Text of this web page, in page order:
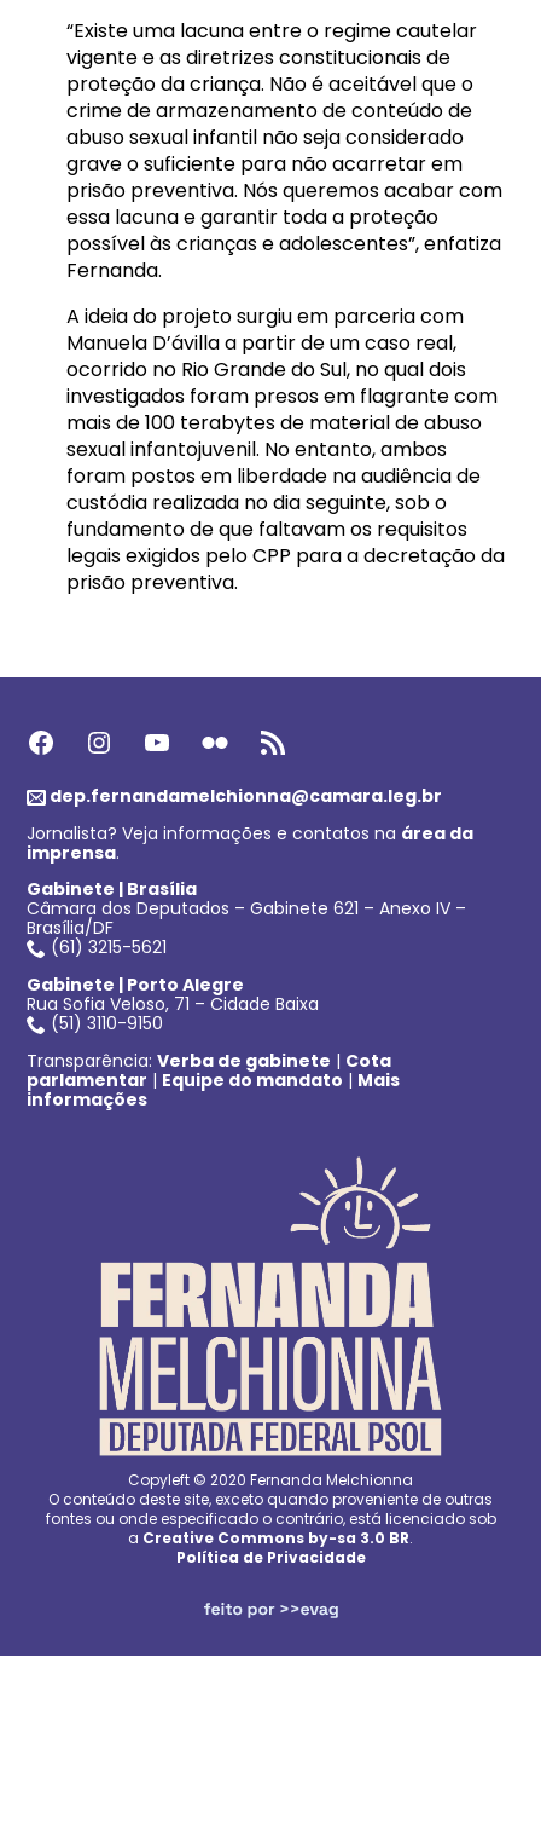
“Existe uma lacuna entre o regime cautelar
vigente e as diretrizes constitucionais de
proteção da criança. Não é aceitável que o
crime de armazenamento de conteúdo de
abuso sexual infantil não seja considerado
grave o suficiente para não acarretar em
prisão preventiva. Nós queremos acabar com
essa lacuna e garantir toda a proteção
possível às crianças e adolescentes”, enfatiza
Fernanda.
A ideia do projeto surgiu em parceria com
Manuela D’ávilla a partir de um caso real,
ocorrido no Rio Grande do Sul, no qual dois
investigados foram presos em flagrante com
mais de 100 terabytes de material de abuso
sexual infantojuvenil. No entanto, ambos
foram postos em liberdade na audiência de
custódia realizada no dia seguinte, sob o
fundamento de que faltavam os requisitos
legais exigidos pelo CPP para a decretação da
prisão preventiva.
Facebook Instagram Youtube Flickr Feed RSS
dep.fernandamelchionna@camara.leg.br
Jornalista? Veja informações e contatos na área da
imprensa.
Gabinete | Brasília
Câmara dos Deputados – Gabinete 621 – Anexo IV –
Brasília/DF
(61) 3215-5621
Gabinete | Porto Alegre
Rua Sofia Veloso, 71 – Cidade Baixa
(51) 3110-9150
Transparência:Verba de gabinete | Cota
parlamentar | Equipe do mandato | Mais
informações
Copyleft © 2020 Fernanda Melchionna
O conteúdo deste site, exceto quando proveniente de outras
fontes ou onde especificado o contrário, está licenciado sob
a Creative Commons by-sa 3.0 BR.
Política de Privacidade